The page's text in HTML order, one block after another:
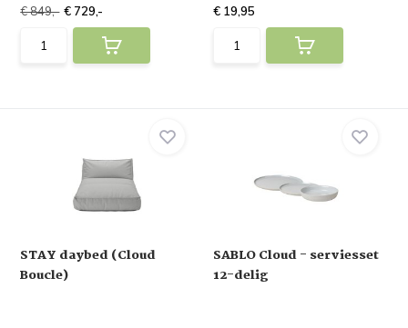
€ 849,- € 729,-
€ 19,95
STAY daybed (Cloud
Boucle)
SABLO Cloud - serviesset
12-delig